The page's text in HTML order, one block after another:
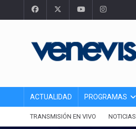
ACTUALIDAD PROGRAMAS
TRANSMISIÓN EN VIVO NOTICIAS